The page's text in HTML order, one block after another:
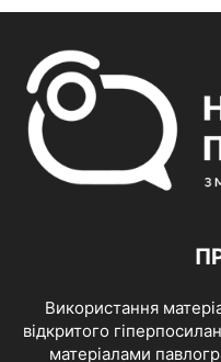
Використання
відкритого
матеріалами